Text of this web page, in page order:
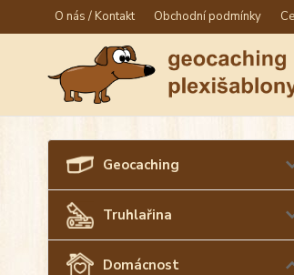
O nás / Kontakt Obchodní podmínky
Geocaching
Truhlařina
Domácnost